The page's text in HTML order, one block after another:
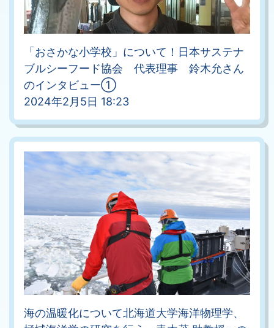
「おさかな小学校」について！日本サステナ
ブルシーフード協会 代表理事 鈴木允さん
のインタビュー①
2024年2月5日 18:23
海の温暖化について北海道大学海洋物理学、